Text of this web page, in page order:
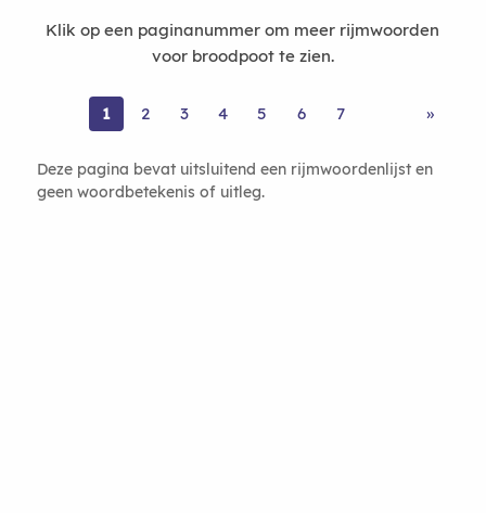
Klik op een paginanummer om meer rijmwoorden
voor broodpoot te zien.
1 2 3 4 5 6 7 »
Deze pagina bevat uitsluitend een rijmwoordenlijst en
geen woordbetekenis of uitleg.